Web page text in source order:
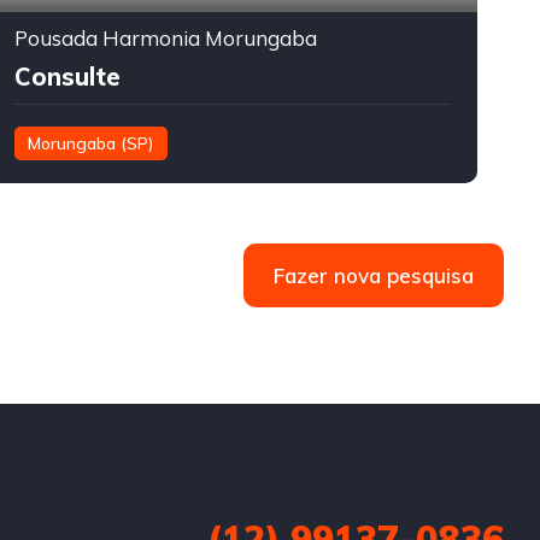
Pousada Harmonia Morungaba
Consulte
Morungaba (SP)
Fazer nova pesquisa